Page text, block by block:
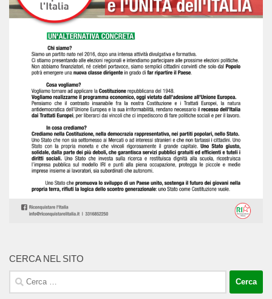
CERCA NEL SITO
Ricerca
per: